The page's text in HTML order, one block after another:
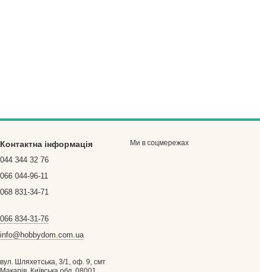
Контактна інформація
044 344 32 76
066 044-96-11
068 831-34-71
066 834-31-76
info@hobbydom.com.ua
вул. Шляхетська, 3/1, оф. 9, смт
Ми в соцмережах